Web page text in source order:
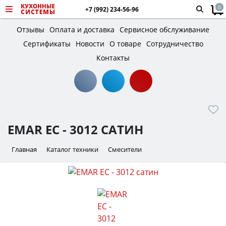
+7 (992) 234-56-96 0
Отзывы Оплата и доставка Сервисное обслуживание
Сертификаты
Новости О товаре Сотрудничество
Контакты
EMAR ЕС - 3012 САТИН
Главная Каталог техники Смесители